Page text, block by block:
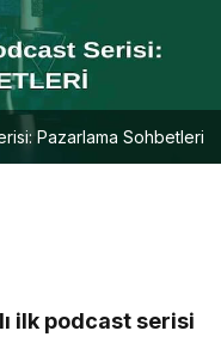
Pazarlama Sohbetleri
ilk podcast serisi